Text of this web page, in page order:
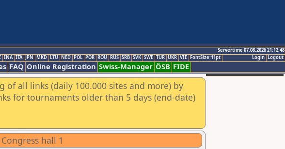
Servertime 07.08.2026 21:12:48
Logout
Login
INA ITA JPN MKD LTU NED POL POR ROU RUS SRB SVK SWE TUR UKR VIE FontSize:11pt
FAQ Online Registration Swiss-Manager ÖSB FIDE
of all links (daily 100.000 sites and more) by
for tournaments older than 5 days (end-date)
hall 1